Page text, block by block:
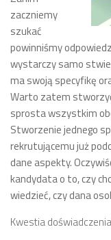
zaczniemy
szukać
powinniśmy
wystarczy samo
ma swoją specyfikę
Warto zatem
sprosta wszystkim
Stworzenie jednego
rekrutującemu już
dane aspekty.
kandydata o to, czy
wiedzieć, czy dana
Kwestia